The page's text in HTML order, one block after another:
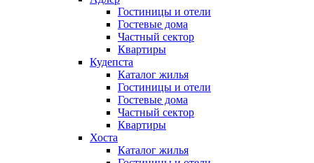
Гостиницы и отели
Гостевые дома
Частный сектор
Квартиры
Кудепста
Каталог жилья
Гостиницы и отели
Гостевые дома
Частный сектор
Квартиры
Хоста
Каталог жилья